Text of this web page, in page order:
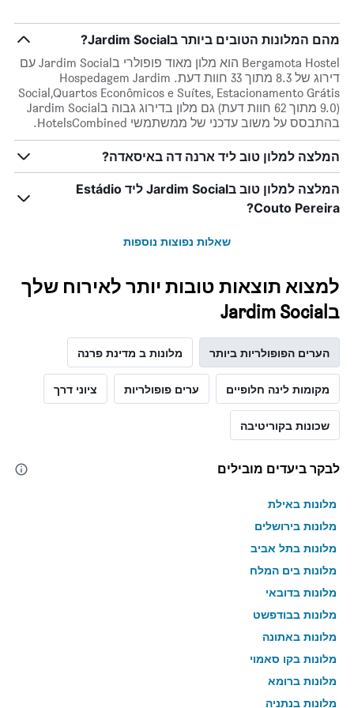
המציגים
את
ימי
השבוע.
התרשים
כולל
1
ציר
המציג
את
מחיר
הממוצע
מהם המלונות הטובים ביותר בJardim Social?
Bergamota Hostel הוא מלון מאוד פופולרי בJardim Social עם
דירוג של 8.3 מתוך 33 חוות דעת. Hospedagem Jardim
Social,Quartos Econômicos e Suítes, Estacionamento Grátis
(9.0 מתוך 62 חוות דעת) גם מלון בדירוג גבוה בJardim Social
בהתבסס על משוב עדכני של ממשתמשי HotelsCombined.
המלצה למלון טוב ליד ארנה דה באיסאדה?
המלצה למלון טוב בJardim Social ליד Estádio
Couto Pereira?
שאלות נפוצות נוספות
למצוא תוצאות טובות יותר לאירוח שלך
בJardim Social
הערים הפופולריות ביותר מלונות ב מדינת פרנה
מקומות לינה חלופיים ערים פופולריות ציוני דרך
שכונות בקוריטיבה
לבקר ביעדים מובילים
מלונות באילת
מלונות בירושלים
מלונות בתל אביב
מלונות בים המלח
מלונות בדובאי
מלונות בבודפשט
מלונות באתונה
מלונות בקו סאמוי
מלונות ברומא
מלונות בנתניה